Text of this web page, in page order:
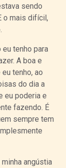
sendo
o mais difícil,
tenho para
A boa e
tenho, ao
do dia a
eu poderia e
fazendo. É
sempre tem
angústia